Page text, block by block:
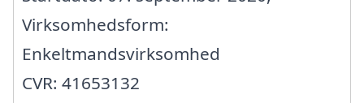
Virksomhedsform:
Enkeltmandsvirksomhed
CVR: 41653132